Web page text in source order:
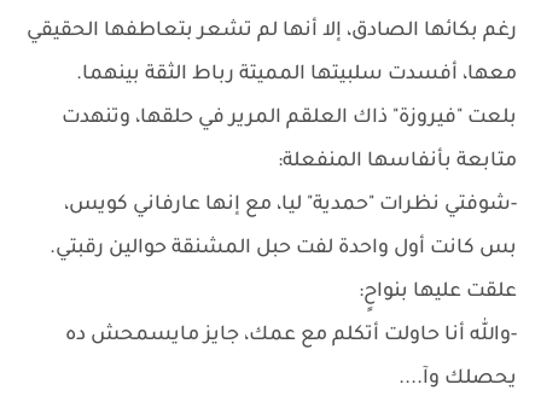
رغم بكائها الصادق، إلا أنها لم تشعر بتعاطفها الحقيقي
معها، أفسدت سلبيتها المميتة رباط الثقة بينهما.
بلعت "فيروزة" ذاك العلقم المرير في حلقها، وتنهدت
متابعة بأنفاسها المنفعلة:
-شوفتي نظرات "حمدية" ليا، مع إنها عارفاني كويس،
بس كانت أول واحدة لفت حبل المشنقة حوالين رقبتي.
علقت عليها بنواحٍ:
-والله أنا حاولت أتكلم مع عمك، جايز مايسمحش ده
يحصلك وآ....